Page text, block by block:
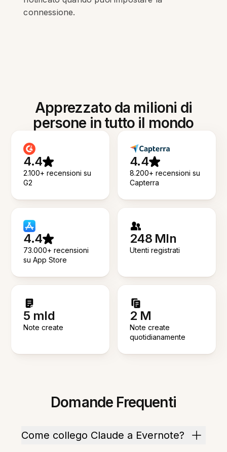
connessione.
Apprezzato da milioni di
persone in tutto il mondo
4.4
2.100+ recensioni su
G2
4.4
8.200+ recensioni su
Capterra
4.4
73.000+ recensioni
su App Store
248 Mln
Utenti registrati
5 mld
Note create
2 M
Note create
quotidianamente
Domande Frequenti
Come collego Claude a Evernote?